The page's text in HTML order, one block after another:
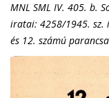
MNL SML IV. 405. b.
iratai: 4258/1945. sz.
és 12. számú